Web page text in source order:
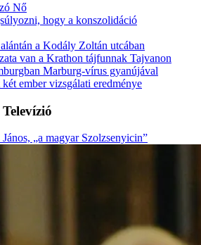
Nő
hogy a konszolidáció
a Kodály Zoltán utcában
van a Krathon tájfunnak Tajvanon
Marburg-vírus gyanújával
ember vizsgálati eredménye
„a magyar Szolzsenyicin”